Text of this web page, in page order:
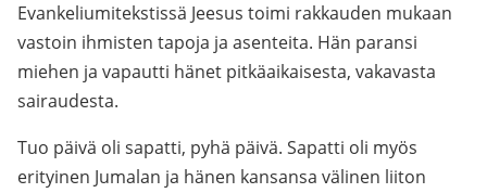
Evankeliumitekstissä Jeesus toimi rakkauden mukaan
vastoin ihmisten tapoja ja asenteita. Hän paransi
miehen ja vapautti hänet pitkäaikaisesta, vakavasta
sairaudesta.
Tuo päivä oli sapatti, pyhä päivä. Sapatti oli myös
erityinen Jumalan ja hänen kansansa välinen liiton